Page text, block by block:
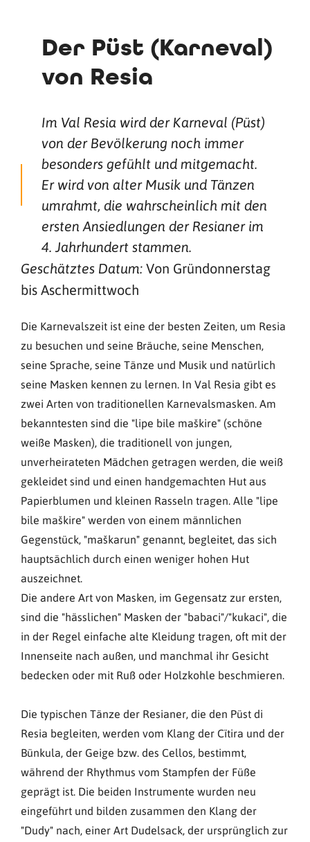
Der Püst (Karneval)
von Resia
Im Val Resia wird der Karneval (Püst)
von der Bevölkerung noch immer
besonders gefühlt und mitgemacht.
Er wird von alter Musik und Tänzen
umrahmt, die wahrscheinlich mit den
ersten Ansiedlungen der Resianer im
4. Jahrhundert stammen.
Geschätztes Datum: Von Gründonnerstag
bis Aschermittwoch
Die Karnevalszeit ist eine der besten Zeiten, um Resia
zu besuchen und seine Bräuche, seine Menschen,
seine Sprache, seine Tänze und Musik und natürlich
seine Masken kennen zu lernen. In Val Resia gibt es
zwei Arten von traditionellen Karnevalsmasken. Am
bekanntesten sind die "lipe bile maškire" (schöne
weiße Masken), die traditionell von jungen,
unverheirateten Mädchen getragen werden, die weiß
gekleidet sind und einen handgemachten Hut aus
Papierblumen und kleinen Rasseln tragen. Alle "lipe
bile maškire" werden von einem männlichen
Gegenstück, "maškarun" genannt, begleitet, das sich
hauptsächlich durch einen weniger hohen Hut
auszeichnet.
Die andere Art von Masken, im Gegensatz zur ersten,
sind die "hässlichen" Masken der "babaci"/"kukaci", die
in der Regel einfache alte Kleidung tragen, oft mit der
Innenseite nach außen, und manchmal ihr Gesicht
bedecken oder mit Ruß oder Holzkohle beschmieren.
Die typischen Tänze der Resianer, die den Püst di
Resia begleiten, werden vom Klang der Cïtira und der
Bünkula, der Geige bzw. des Cellos, bestimmt,
während der Rhythmus vom Stampfen der Füße
geprägt ist. Die beiden Instrumente wurden neu
eingeführt und bilden zusammen den Klang der
"Dudy" nach, einer Art Dudelsack, der ursprünglich zur